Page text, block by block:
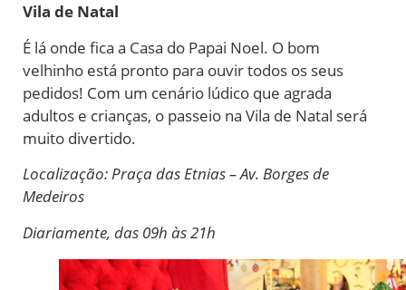
Vila de Natal
É lá onde fica a Casa do Papai Noel. O bom
velhinho está pronto para ouvir todos os seus
pedidos! Com um cenário lúdico que agrada
adultos e crianças, o passeio na Vila de Natal será
muito divertido.
Localização: Praça das Etnias – Av. Borges de
Medeiros
Diariamente, das 09h às 21h